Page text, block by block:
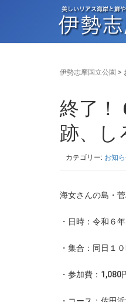
伊勢志摩国立公園 >
終了！
跡、し
カテゴリー: お知
海女さんの島・
・日時：令和６
・集合：同日１
・参加費：